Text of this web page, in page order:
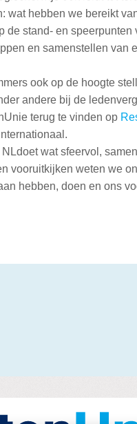
wat hebben we bereikt
stand- en speerpunten
en samenstellen van
ook op de hoogte
andere bij de
terug te vinden op
wat sfeervol,
vooruitkijken weten we
hebben, doen en ons